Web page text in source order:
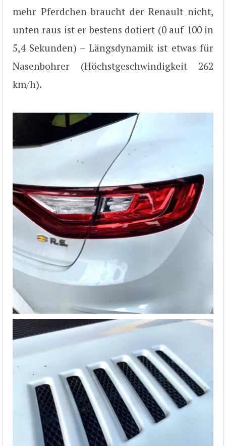
mehr Pferdchen braucht der Renault nicht,
unten raus ist er bestens dotiert (0 auf 100 in
5,4 Sekunden) – Längsdynamik ist etwas für
Nasenbohrer (Höchstgeschwindigkeit 262
km/h).